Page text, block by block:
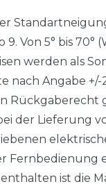
9. Von 5° bis
werden als
nach Angabe
Rückgaberecht
der Lieferung
Fernbedienung
ist die